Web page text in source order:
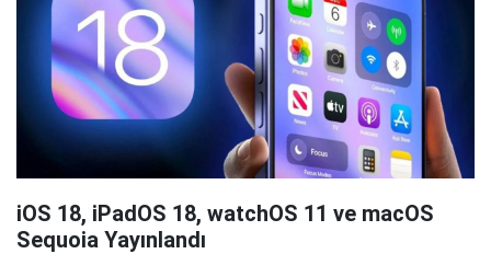
iOS 18, iPadOS 18, watchOS 11 ve macOS
Sequoia Yayınlandı